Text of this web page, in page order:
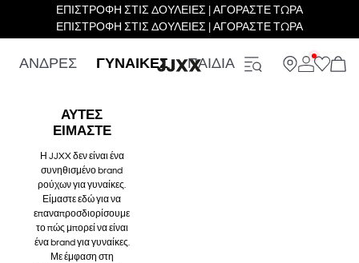
ΕΠΙΣΤΡΟΦΗ ΣΤΙΣ ΔΟΥΛΕΙΕΣ | ΑΓΟΡΑΣΤΕ ΤΩΡΑ
ΕΠΙΣΤΡΟΦΗ ΣΤΙΣ ΔΟΥΛΕΙΕΣ | ΑΓΟΡΑΣΤΕ ΤΩΡΑ
ΑΝΔΡΕΣ ΓΥΝΑΙΚΕΣ ΠΑΙΔΙΑ
ΑΥΤΕΣ
ΕΙΜΑΣΤΕ
Η JJXX δεν είναι ένα
συνηθισμένο brand
ρούχων για γυναίκες.
Είμαστε εδώ για να
επαναπροσδιορίσουμε
το πώς μπορεί να είναι
ένα brand για γυναίκες.
Με έμφαση στη